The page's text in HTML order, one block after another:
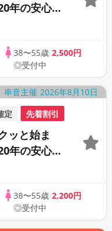
年の安心イ
38〜55歳 2,500円
◎受付中
定 先着割引
ッと始ま
年の安心イ
38〜55歳 2,200円
◎受付中